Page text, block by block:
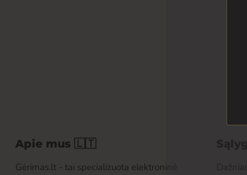
Apie mus 🇱🇹
Gėrimas.lt - tai specializuota elektroninė